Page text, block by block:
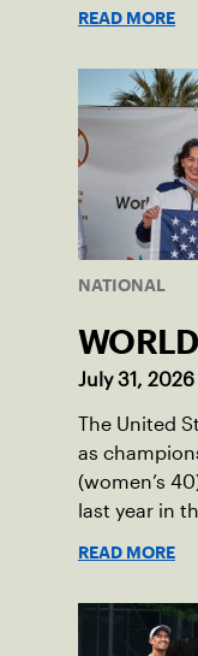
READ MORE
NATIONAL
July 31, 2026
The United
as
(women’s
last year in
READ MORE